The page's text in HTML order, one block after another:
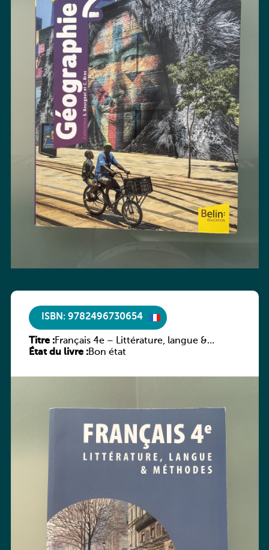
ISBN: 9782496730654
Titre :Français 4e – Littérature, langue &
méthodes
État du livre :Bon état